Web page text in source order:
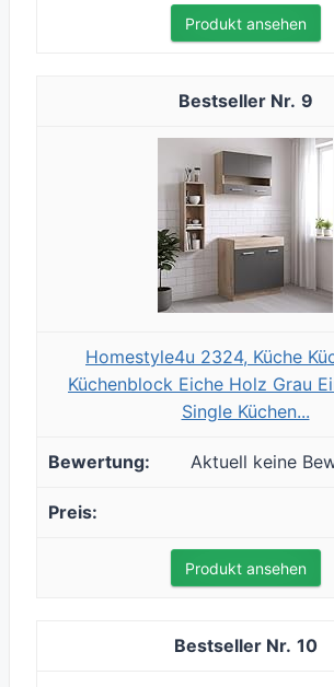
Produkt ansehen
9
Homestyle4u 2324, Küche
Küchenblock Eiche Holz Grau
Single Küchen...
Aktuell keine
Produkt ansehen
10